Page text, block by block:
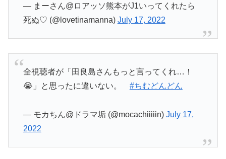
— まーさん@ロアッソ熊本がJ1いってくれたら
死ぬ♡ (@lovetinamanna) July 17, 2022
全視聴者が「田良島さんもっと言ってくれ…！
😭」と思ったに違いない。 #ちむどんどん
— モカちん@ドラマ垢 (@mocachiiiiin) July 17,
2022